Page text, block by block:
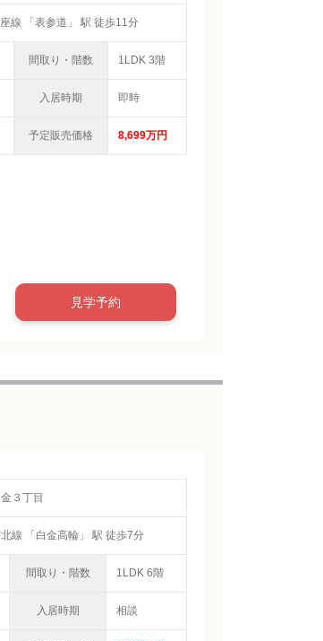
線 「表参道」 駅 徒歩11分
間取り・階数 1LDK 3階
入居時期 即時
予定販売価格 8,699万円
見学予約
３丁目
線 「白金高輪」 駅 徒歩7分
間取り・階数 1LDK 6階
入居時期 相談